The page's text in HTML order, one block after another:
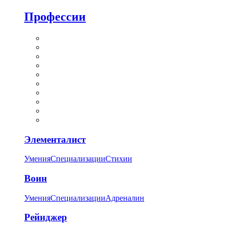
Профессии
Элементалист
УменияСпециализацииСтихии
Воин
УменияСпециализацииАдреналин
Рейнджер